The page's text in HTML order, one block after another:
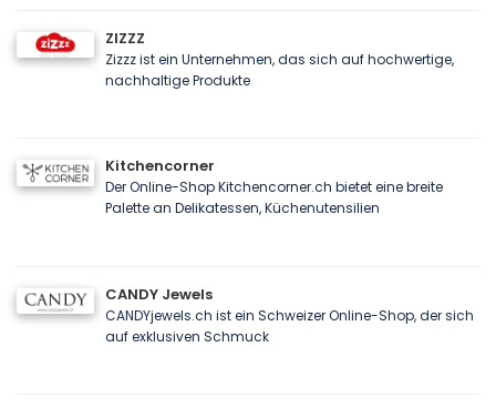
ZIZZZ
Zizzz ist ein Unternehmen, das sich auf hochwertige,
nachhaltige Produkte
Kitchencorner
Der Online-Shop Kitchencorner.ch bietet eine breite
Palette an Delikatessen, Küchenutensilien
CANDY Jewels
CANDYjewels.ch ist ein Schweizer Online-Shop, der sich
auf exklusiven Schmuck